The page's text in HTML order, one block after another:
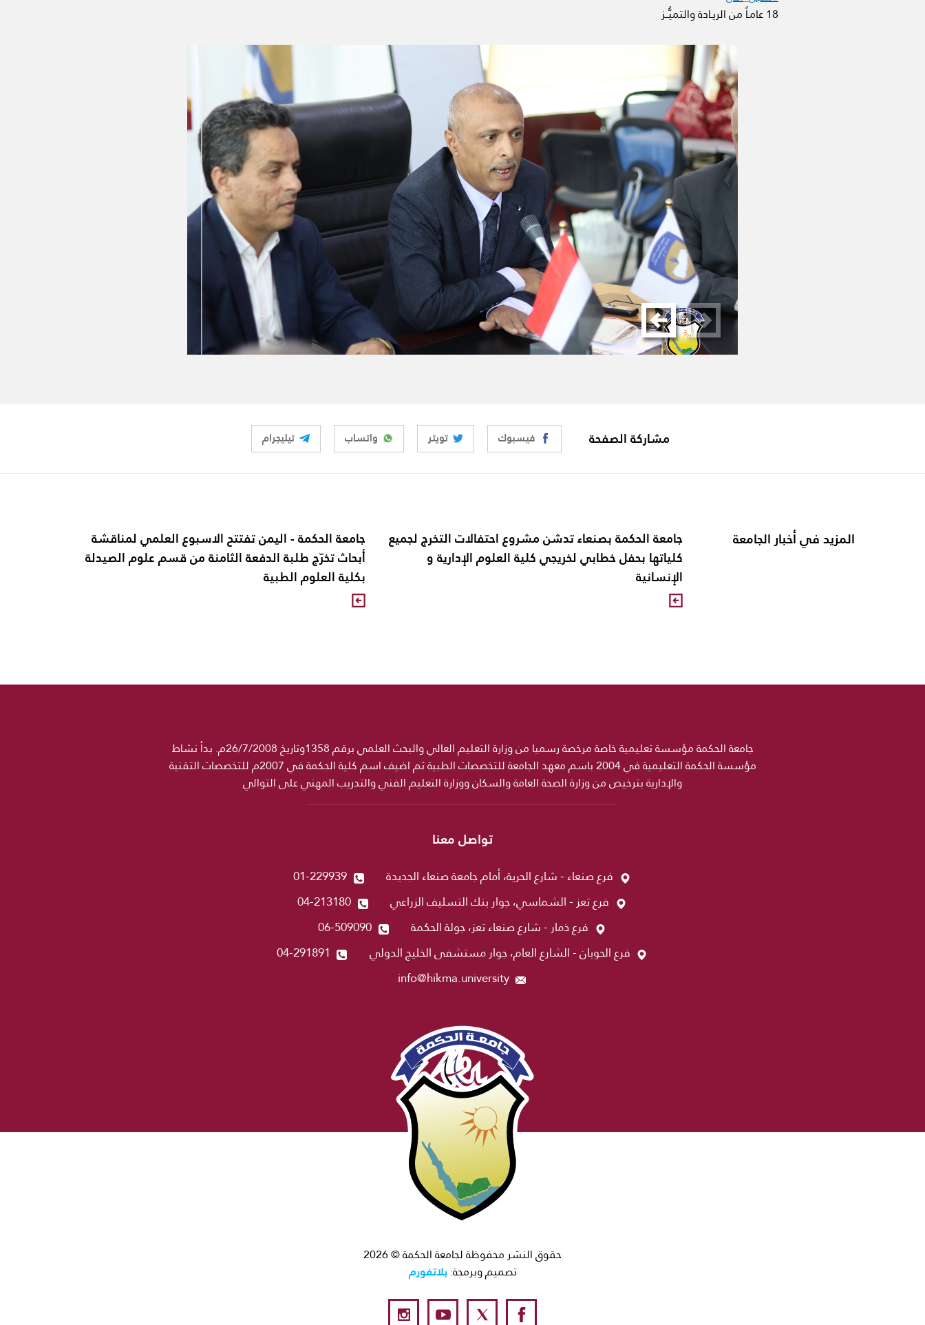
18 عامـاً من الريـادة والتميُّــز
مشاركة الصفحة فيسبوك تويتر واتساب تيليجرام
المزيد في أخبار الجامعة
جامعة الحكمة بصنعاء تدشن مشروع احتفالات التخرج لجميع
كلياتها بحفل خطابي لخريجي كلية العلوم الإدارية و
الإنسانية
جامعة الحكمة - اليمن تفتتح الاسبوع العلمي لمناقشة
أبحاث تخرّج طلبة الدفعة الثامنة من قسم علوم الصيدلة
بكلية العلوم الطبية
جامعة الحكمة مؤسسة تعليمية خاصة مرخصة رسميا من وزارة التعليم العالي والبحث العلمي برقم 1358وتاريخ 26/7/2008م. بدأ نشاط
مؤسسة الحكمة التعليمية في 2004 باسم معهد الجامعة للتخصصات الطبية ثم اضيف اسم كلية الحكمة في 2007م للتخصصات التقنية
والإدارية بترخيص من وزارة الصحة العامة والسكان ووزارة التعليم الفني والتدريب المهني على التوالي
تواصل معنا
فرع صنعاء - شارع الحرية، أمام جامعة صنعاء الجديدة
01-229939
فرع تعز - الشماسي، جوار بنك التسليف الزراعي
04-213180
فرع ذمار - شارع صنعاء تعز، جولة الحكمة
06-509090
فرع الحوبان - الشارع العام، جوار مستشفى الخليج الدولي
04-291891
info@hikma.university
حقوق النشر محفوظة لجامعة الحكمة © 2026
تصميم وبرمجة: بلاتفورم